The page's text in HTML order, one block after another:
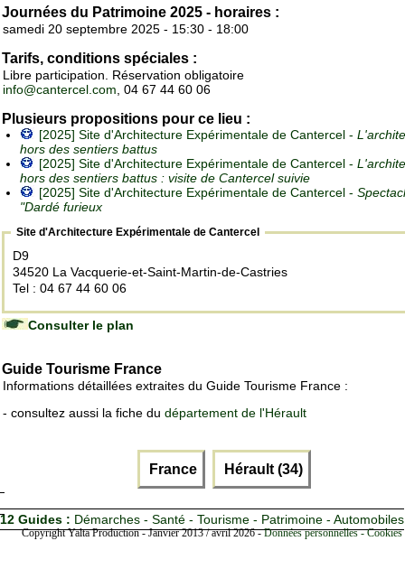
Journées du Patrimoine 2025 - horaires :
samedi 20 septembre 2025 - 15:30 - 18:00
Tarifs, conditions spéciales :
Libre participation. Réservation obligatoire
info@cantercel.com, 04 67 44 60 06
Plusieurs propositions pour ce lieu :
[2025] Site d'Architecture Expérimentale de Cantercel -
hors des sentiers battus
[2025] Site d'Architecture Expérimentale de Cantercel -
hors des sentiers battus : visite de Cantercel suivie
[2025] Site d'Architecture Expérimentale de Cantercel -
"Dardé furieux
Site d'Architecture Expérimentale de Cantercel
D9
34520 La Vacquerie-et-Saint-Martin-de-Castries
Tel : 04 67 44 60 06
Consulter le plan
Guide Tourisme France
Informations détaillées extraites du Guide Tourisme France :
- consultez aussi la fiche du département de l'Hérault
France Hérault (34)
12 Guides : Démarches - Santé - Tourisme - Patrimoine - Automobiles
Copyright Yalta Production - Janvier 2013 / avril 2026 -Données personnelles -